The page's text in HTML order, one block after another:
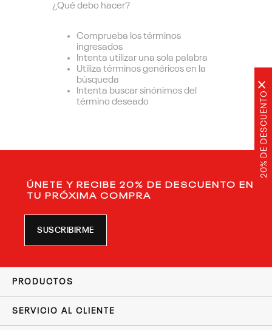
20% DE DESCUENTO
×
¿Qué debo hacer?
Comprueba los términos
ingresados
Intenta utilizar una sola palabra
Utiliza términos genéricos en la
búsqueda
Intenta buscar sinónimos del
término deseado
ÚNETE Y RECIBE 20% DE DESCUENTO EN
TU PRÓXIMA COMPRA
SUSCRIBIRME
PRODUCTOS
SERVICIO AL CLIENTE